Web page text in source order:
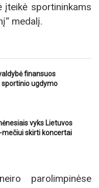
įteikė sportininkams
medalį.
finansuos
ugdymo
vyks Lietuvos
skirti koncertai
parolimpinėse